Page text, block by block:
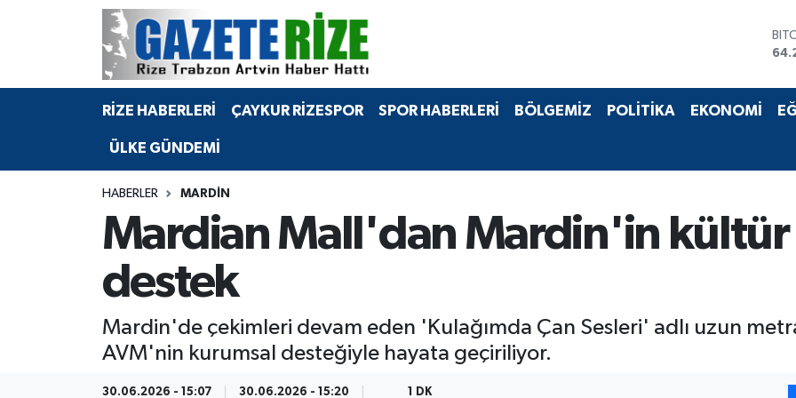
RİZE HABERLERİ ÇAYKUR RİZESPOR SPOR HABERLERİ BÖLGEMİZ POLİTİKA EKONOMİ
ÜLKE GÜNDEMİ
HABERLER MARDIN
Mardian Mall'dan Mardin'in kültür
destek
Mardin'de çekimleri devam eden 'Kulağımda Çan Sesleri' adlı uzun
AVM'nin kurumsal desteğiyle hayata geçiriliyor.
30.06.2026 - 15:07 30.06.2026 - 15:20 1 DK
BÖLGEMİZ
Bilim Teknoloji
Advertising news
Canlı Maç
Merkez Nöbetçi Eczaneler
Merkez Hava Durumu
Merkez Trafik Yoğunluk Haritası
Tüm Manşetler
Son Dakika Haberleri
Haber Arşivi